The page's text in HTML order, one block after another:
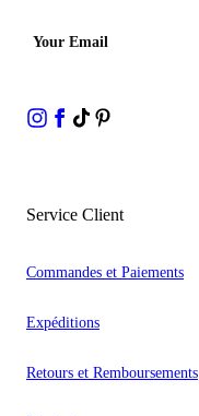
Your Email
Service Client
Commandes et Paiements
Expéditions
Retours et Remboursements